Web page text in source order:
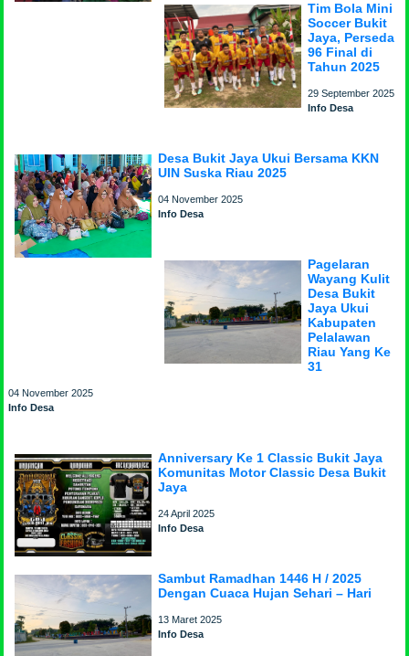
Tim Bola Mini
Soccer Bukit
Jaya, Perseda
96 Final di
Tahun 2025
29 September 2025
Info Desa
Desa Bukit Jaya Ukui Bersama KKN
UIN Suska Riau 2025
04 November 2025
Info Desa
Pagelaran
Wayang Kulit
Desa Bukit
Jaya Ukui
Kabupaten
Pelalawan
Riau Yang Ke
31
04 November 2025
Info Desa
Anniversary Ke 1 Classic Bukit Jaya
Komunitas Motor Classic Desa Bukit
Jaya
24 April 2025
Info Desa
Sambut Ramadhan 1446 H / 2025
Dengan Cuaca Hujan Sehari – Hari
13 Maret 2025
Info Desa